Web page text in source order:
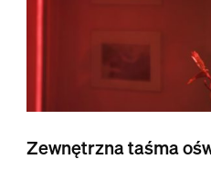
Zewnętrzna taśma